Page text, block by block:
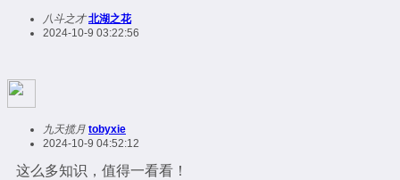
八斗之才 北湖之花
2024-10-9 03:22:56
九天揽月 tobyxie
2024-10-9 04:52:12
这么多知识，值得一看看！